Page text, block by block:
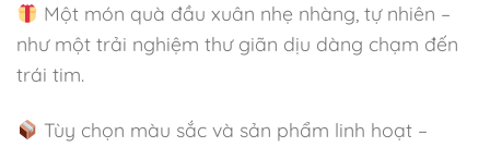
Một món quà đầu xuân nhẹ nhàng, tự nhiên –
như một trải nghiệm thư giãn dịu dàng chạm đến
trái tim.
Tùy chọn màu sắc và sản phẩm linh hoạt –